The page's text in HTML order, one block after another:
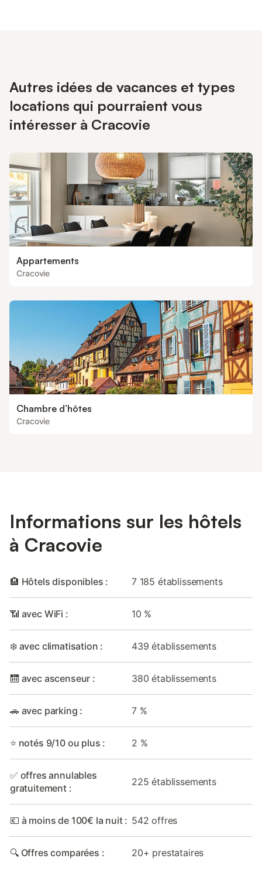
Autres idées de vacances et types
locations qui pourraient vous
intéresser à Cracovie
Appartements
Cracovie
Chambre d’hôtes
Cracovie
Informations sur les hôtels
à Cracovie
🏨 Hôtels disponibles : 7 185 établissements
📶 avec WiFi : 10 %
❄️ avec climatisation : 439 établissements
🛗 avec ascenseur : 380 établissements
🚗 avec parking : 7 %
⭐ notés 9/10 ou plus : 2 %
✅ offres annulables
gratuitement :
225 établissements
💶 à moins de 100€ la nuit : 542 offres
🔍 Offres comparées : 20+ prestataires